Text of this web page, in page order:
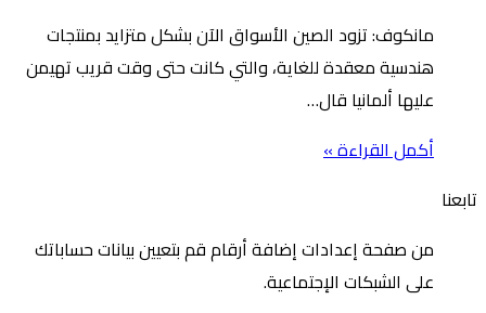
مانكوف: تزود الصين الأسواق الآن بشكل متزايد بمنتجات
هندسية معقدة للغاية، والتي كانت حتى وقت قريب تهيمن
عليها ألمانيا قال…
أكمل القراءة »
تابعنا
من صفحة إعدادات إضافة أرقام قم بتعيين بيانات حساباتك
على الشبكات الإجتماعية.